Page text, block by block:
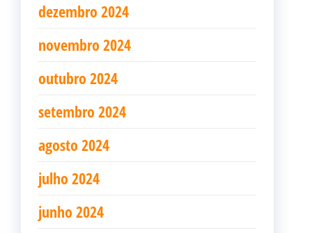
dezembro 2024
novembro 2024
outubro 2024
setembro 2024
agosto 2024
julho 2024
junho 2024